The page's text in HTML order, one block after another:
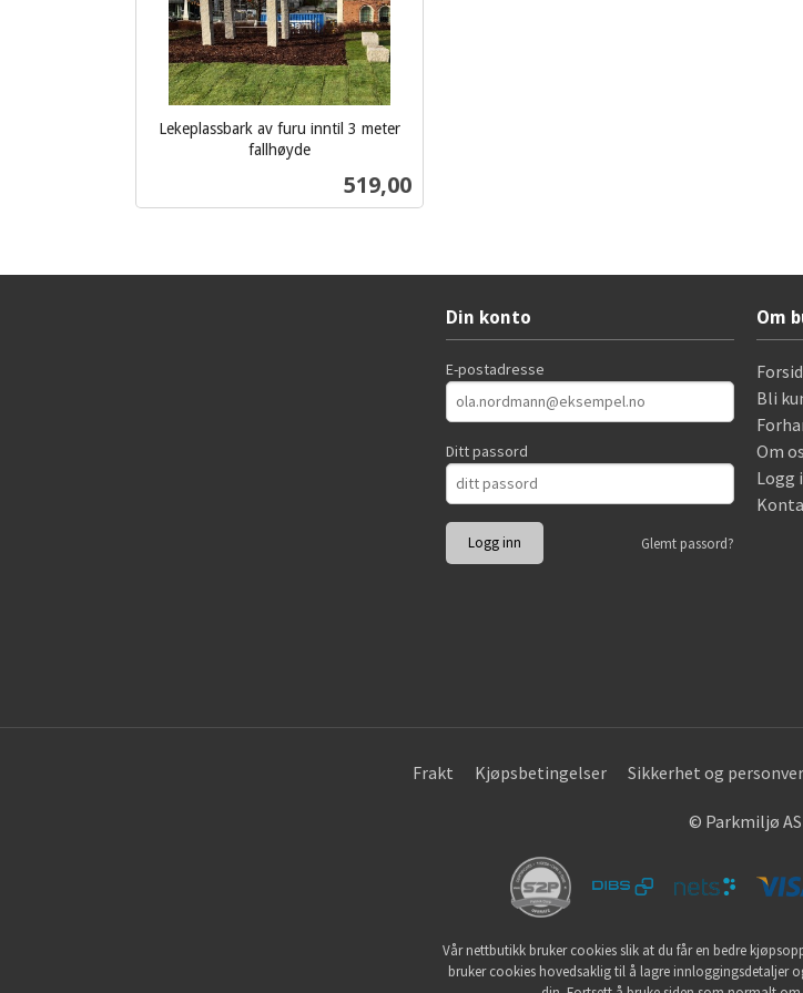
Lekeplassbark av furu inntil 3 meter
fallhøyde
Pris
519,00
Din konto
E-postadresse
Ditt passord
Glemt passord?
Om
Bli
Om
Logg
Frakt Kjøpsbetingelser Sikkerhet og
© Parkmiljø AS
Vår nettbutikk bruker cookies slik at du får en bedre
bruker cookies hovedsaklig til å lagre innloggingsdetaljer